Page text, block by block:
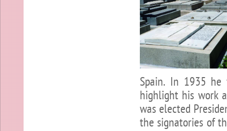
Spain. In 1935 he
highlight his work
was elected
the signatories of